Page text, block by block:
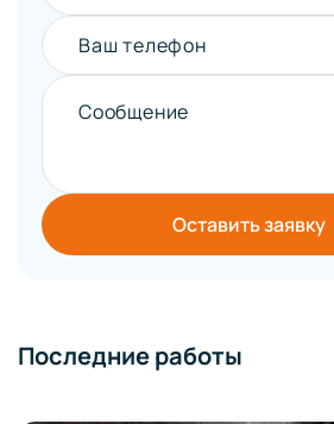
Ваш телефон
Сообщение
Оставить заявку
Последние работы